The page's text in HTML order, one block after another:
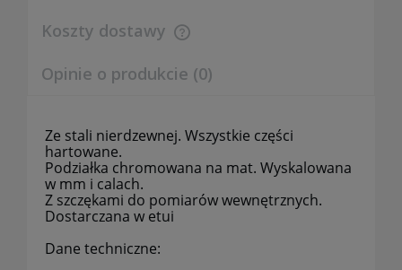
Koszty dostawy
Cena nie zawiera ewentualnych kosztów płatności
Opinie o produkcie (0)
Ze stali nierdzewnej. Wszystkie części
hartowane.
Podziałka chromowana na mat. Wyskalowana
w mm i calach.
Z szczękami do pomiarów wewnętrznych.
Dostarczana w etui
Dane techniczne: